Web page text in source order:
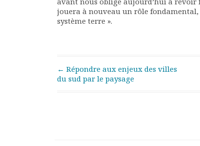
jouera à nouveau un rôle
système terre ».
Post navigation
← Répondre aux enjeux des villes
du sud par le paysage